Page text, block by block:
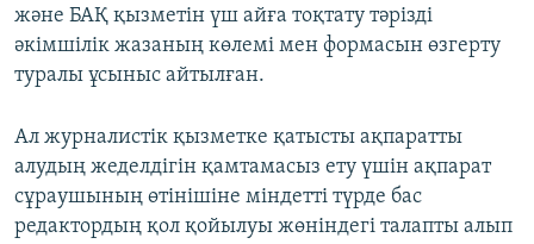
және БАҚ қызметін үш айға тоқтату тәрізді
әкімшілік жазаның көлемі мен формасын өзгерту
туралы ұсыныс айтылған.
Ал журналистік қызметке қатысты ақпаратты
алудың жеделдігін қамтамасыз ету үшін ақпарат
сұраушының өтінішіне міндетті түрде бас
редактордың қол қойылуы жөніндегі талапты алып